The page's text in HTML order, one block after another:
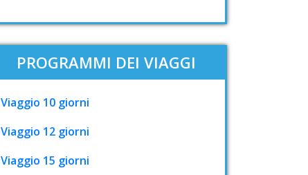
PROGRAMMI DEI VIAGGI
Viaggio 10 giorni
Viaggio 12 giorni
Viaggio 15 giorni